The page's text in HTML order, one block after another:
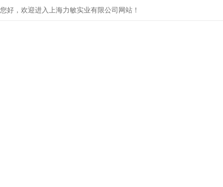
您好，欢迎进入上海力敏实业有限公司网站！